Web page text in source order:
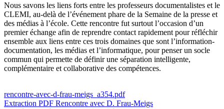
Nous savons les liens forts entre les professeurs documentalistes et le
CLEMI, au-delà de l’événement phare de la Semaine de la presse et
des médias à l’école. Cette rencontre fut surtout l’occasion d’un
premier échange afin de reprendre contact rapidement pour réfléchir
ensemble aux liens entre ces trois domaines que sont l’information-
documentation, les médias et l’informatique, pour penser un socle
commun qui permette de définir une séparation intelligente,
complémentaire et collaborative des compétences.
rencontre-avec-d-frau-meigs_a354.pdf
Extraction PDF Rencontre avec D. Frau-Meigs